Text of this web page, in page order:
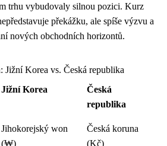
trhu vybudovaly silnou pozici. Kurz
překážku, ale spíše výzvu a
nových obchodních horizontů.
Jižní Korea vs. Česká republika
Jižní Korea
Česká
republika
Jihokorejský won
(₩)
Česká koruna
(Kč)